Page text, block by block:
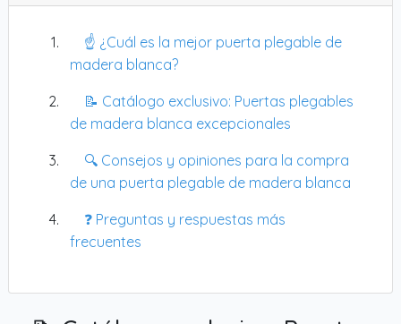
barato. En resumen, parecen una solución
cómoda y sin pretensiones para ordenar o
ventilar ropa sin liarte con instalaciones.
☝️ ¿Cuál es la mejor puerta plegable de
madera blanca?
📝 Catálogo exclusivo: Puertas plegables
de madera blanca excepcionales
🔍 Consejos y opiniones para la compra
de una puerta plegable de madera blanca
❓ Preguntas y respuestas más
frecuentes